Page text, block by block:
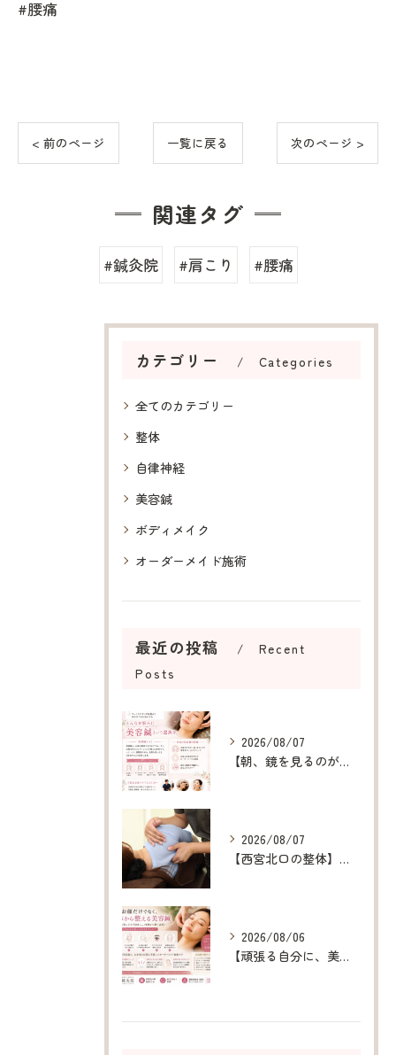
#腰痛
< 前のページ 一覧に戻る 次のページ >
関連タグ
#鍼灸院 #肩こり #腰痛
カテゴリー Categories
全てのカテゴリー
整体
自律神経
美容鍼
ボディメイク
オーダーメイド施術
最近の投稿
Recent
Posts
2026/08/07
【朝、鏡を見るのが楽しみになる美容鍼】
2026/08/07
【西宮北口の整体】呼吸が浅い原因を整え、深呼吸できる身体へ
2026/08/06
【頑張る自分に、美容鍼というご褒美を】